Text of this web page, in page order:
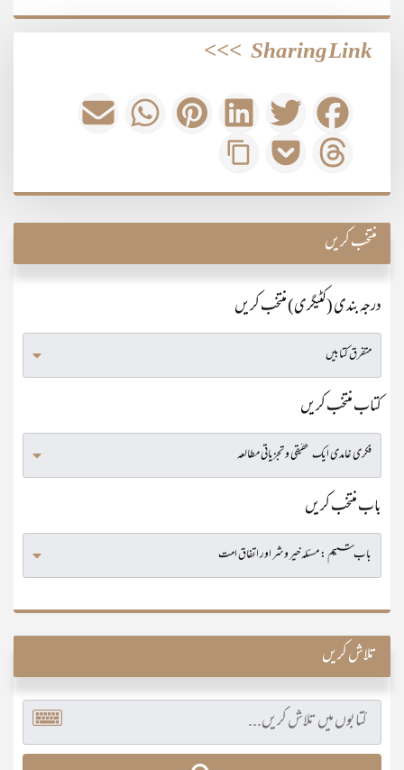
Sharing Link
>>>
منتخب کریں
درجہ بندی (کٹیگری) منتخب کریں
کتاب منتخب کریں
باب منتخب کریں
تلاش کریں